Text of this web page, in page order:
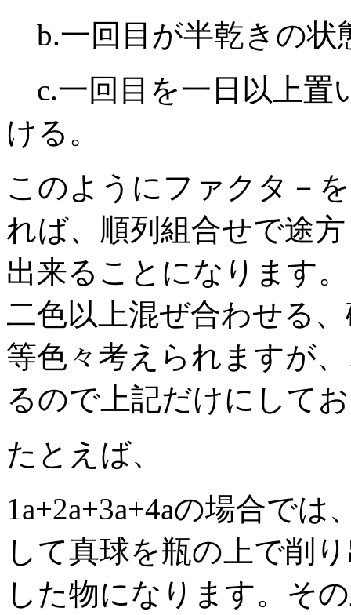
b.一回目が半乾きの状
c.一回目を一日以上置
ける。
このようにファクタ－
れば、順列組合せで途
出来ることになります
二色以上混ぜ合わせる
等色々考えられますが
るので上記だけにして
たとえば、
1a+2a+3a+4aの場合で
して真球を瓶の上で削
した物になります。そ